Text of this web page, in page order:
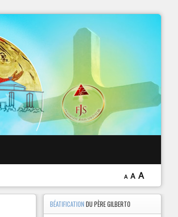
A A A
BÉATIFICATIONDU PÈRE GILBERTO